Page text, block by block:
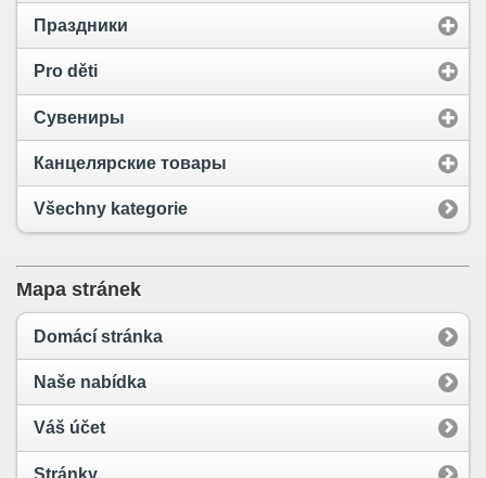
Праздники
Pro děti
Сувениры
Канцелярские товары
Všechny kategorie
Mapa stránek
Domácí stránka
Naše nabídka
Váš účet
Stránky